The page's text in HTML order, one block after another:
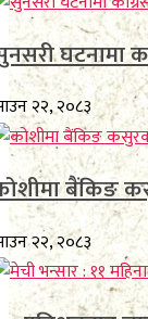
घटनामा
२२, २०८३
बैंकिङ
२२, २०८३